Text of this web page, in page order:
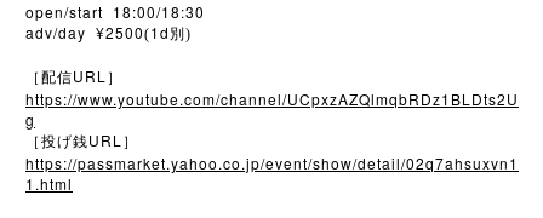
open/start 18:00/18:30
adv/day ¥2500(1d 別)
［配信URL ］
https://www.youtube.com/channel/UCpxzAZQlmqbRDz1BLDts2U
g
［投げ銭URL ］
https://passmarket.yahoo.co.jp/event/show/detail/02q7ahsuxvn1
1.html